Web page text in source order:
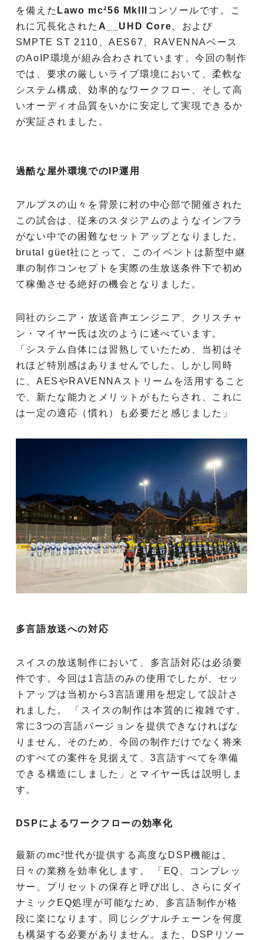
を備えた Lawo mc²56 MkIII
コンソールです。こ
れに冗長化された A__UHD Core 、および
SMPTE ST 2110、AES67、RAVENNAベース
のAoIP環境が組み合わされています。今回の制作
では、要求の厳しいライブ環境において、柔軟な
システム構成、効率的なワークフロー、そして高
いオーディオ品質をいかに安定して実現できるか
が実証されました。
過酷な屋外環境でのIP運用
アルプスの山々を背景に村の中心部で開催された
この試合は、従来のスタジアムのようなインフラ
がない中での困難なセットアップとなりました。
brutal güet社にとって、このイベントは新型中継
車の制作コンセプトを実際の生放送条件下で初め
て稼働させる絶好の機会となりました。
同社のシニア・放送音声エンジニア、クリスチャ
ン・マイヤー氏は次のように述べています。
「システム自体には習熟していたため、当初はそ
れほど特別感はありませんでした。しかし同時
に、AESやRAVENNAストリームを活用すること
で、新たな能力とメリットがもたらされ、これに
は一定の適応（慣れ）も必要だと感じました」
多言語放送への対応
スイスの放送制作において、多言語対応は必須要
件です。今回は1言語のみの使用でしたが、セッ
トアップは当初から3言語運用を想定して設計さ
れました。 「スイスの制作は本質的に複雑です。
常に3つの言語バージョンを提供できなければな
りません。そのため、今回の制作だけでなく将来
のすべての案件を見据えて、3言語すべてを準備
できる構造にしました」とマイヤー氏は説明しま
す。
DSPによるワークフローの効率化
最新のmc²世代が提供する高度なDSP機能は、
日々の業務を効率化します。 「EQ、コンプレッ
サー、プリセットの保存と呼び出し、さらにダイ
ナミックEQ処理が可能なため、多言語制作が格
段に楽になります。同じシグナルチェーンを何度
も構築する必要がありません。また、DSPリソー